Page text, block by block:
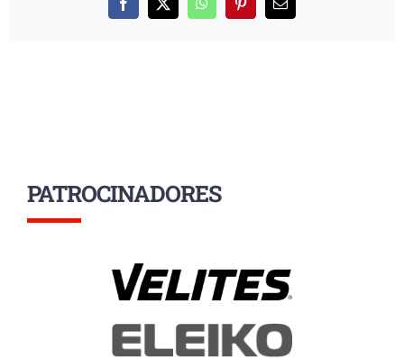
Facebook
X WhatsAppPinterestCorreo
PATROCINADORES